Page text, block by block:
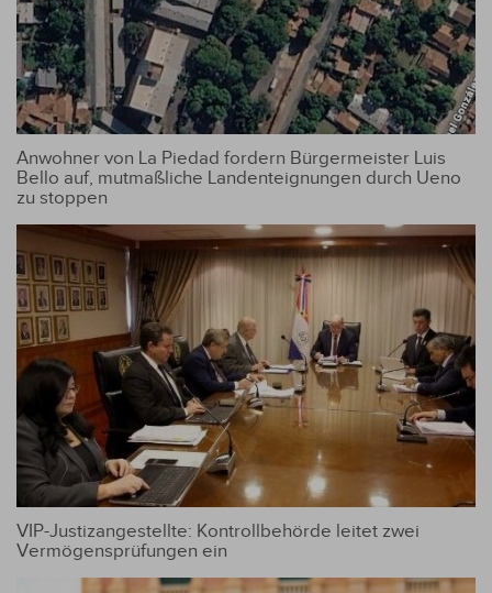
Anwohner von La Piedad fordern Bürgermeister Luis
Bello auf, mutmaßliche Landenteignungen durch Ueno
zu stoppen
VIP-Justizangestellte: Kontrollbehörde leitet zwei
Vermögensprüfungen ein